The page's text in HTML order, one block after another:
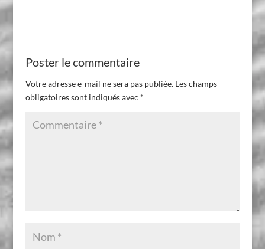
Poster le commentaire
Votre adresse e-mail ne sera pas publiée. Les champs
obligatoires sont indiqués avec *